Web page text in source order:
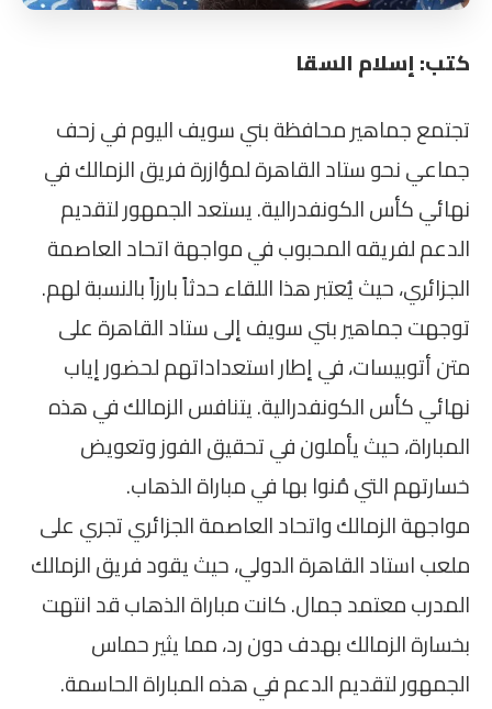
كتب: إسلام السقا
تجتمع جماهير محافظة بني سويف اليوم في زحف
جماعي نحو ستاد القاهرة لمؤازرة فريق الزمالك في
نهائي كأس الكونفدرالية. يستعد الجمهور لتقديم
الدعم لفريقه المحبوب في مواجهة اتحاد العاصمة
الجزائري، حيث يُعتبر هذا اللقاء حدثاً بارزاً بالنسبة لهم.
توجهت جماهير بني سويف إلى ستاد القاهرة على
متن أتوبيسات، في إطار استعداداتهم لحضور إياب
نهائي كأس الكونفدرالية. يتنافس الزمالك في هذه
المباراة، حيث يأملون في تحقيق الفوز وتعويض
خسارتهم التي مُنوا بها في مباراة الذهاب.
مواجهة الزمالك واتحاد العاصمة الجزائري تجري على
ملعب استاد القاهرة الدولي، حيث يقود فريق الزمالك
المدرب معتمد جمال. كانت مباراة الذهاب قد انتهت
بخسارة الزمالك بهدف دون رد، مما يثير حماس
الجمهور لتقديم الدعم في هذه المباراة الحاسمة.